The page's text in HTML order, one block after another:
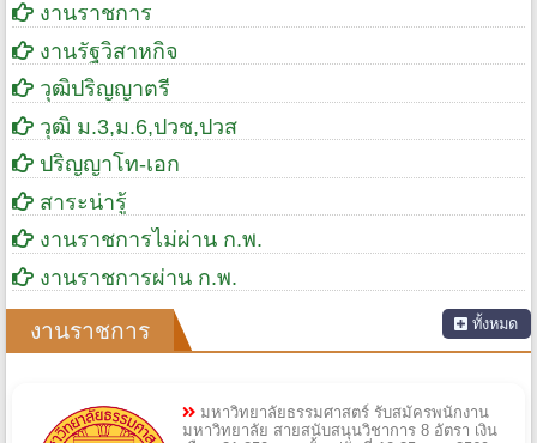
งานราชการ
งานรัฐวิสาหกิจ
วุฒิปริญญาตรี
วุฒิ ม.3,ม.6,ปวช,ปวส
ปริญญาโท-เอก
สาระน่ารู้
งานราชการไม่ผ่าน ก.พ.
งานราชการผ่าน ก.พ.
งานราชการ ทั้งหมด
มหาวิทยาลัยธรรมศาสตร์ รับสมัครพนักงาน
มหาวิทยาลัย สายสนับสนุนวิชาการ 8 อัตรา เงิน